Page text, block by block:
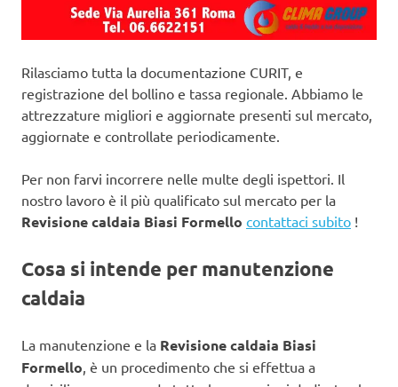
Rilasciamo tutta la documentazione CURIT, e
registrazione del bollino e tassa regionale. Abbiamo le
attrezzature migliori e aggiornate presenti sul mercato,
aggiornate e controllate periodicamente.
Per non farvi incorrere nelle multe degli ispettori. Il
nostro lavoro è il più qualificato sul mercato per la
Revisione caldaia Biasi Formello contattaci subito !
Cosa si intende per manutenzione
caldaia
La manutenzione e la Revisione caldaia Biasi
Formello, è un procedimento che si effettua a